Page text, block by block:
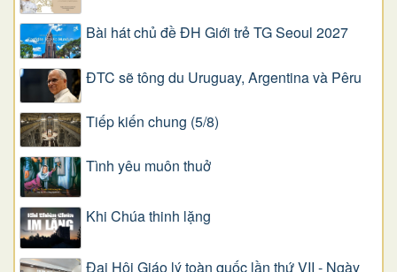
Bài hát chủ đề ĐH Giới trẻ TG Seoul 2027
ĐTC sẽ tông du Uruguay, Argentina và Pêru
Tiếp kiến chung (5/8)
Tình yêu muôn thuở
Khi Chúa thinh lặng
Đại Hội Giáo lý toàn quốc lần thứ VII - Ngày